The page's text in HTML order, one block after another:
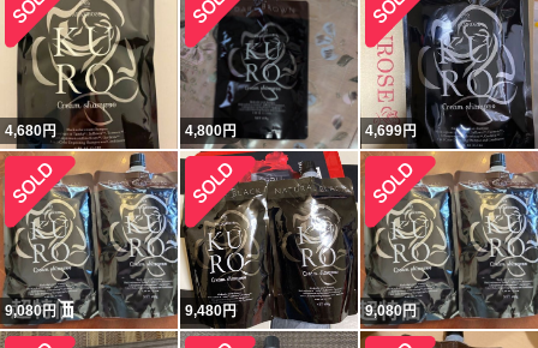
4,680円 4,800円 4,699円
9,080円 9,480円 9,080円